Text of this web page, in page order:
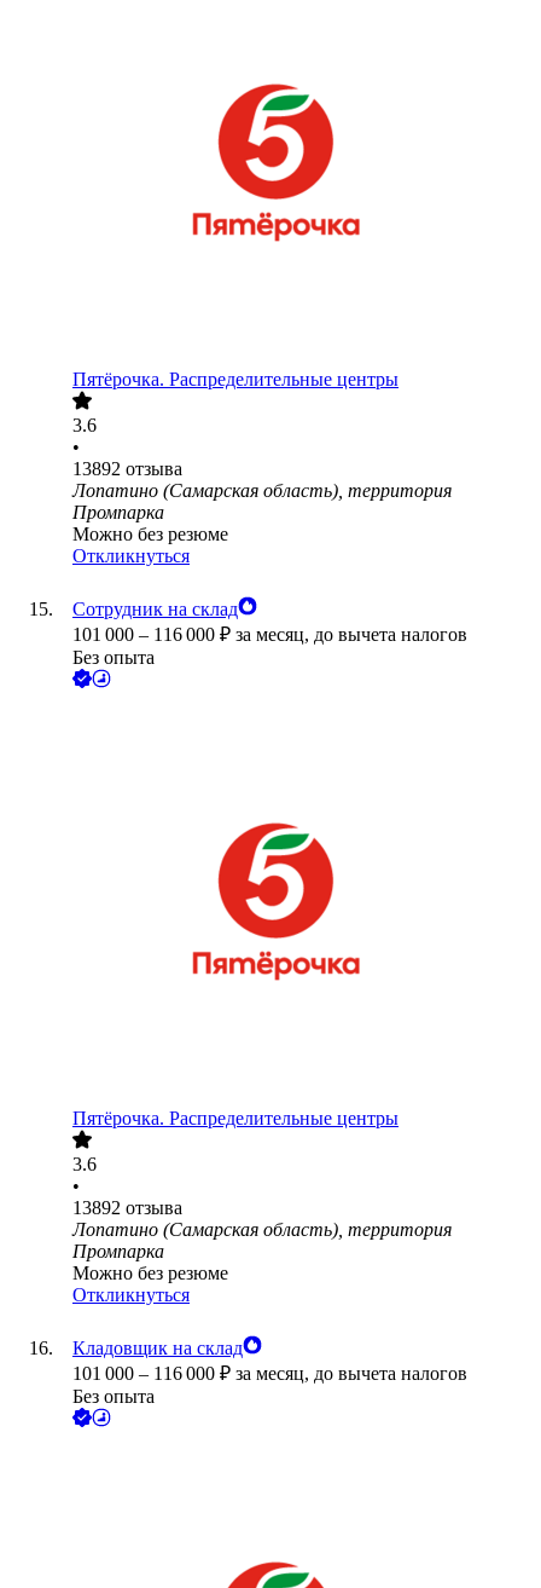
Пятёрочка. Распределительные центры
3.6
•
13892 отзыва
Лопатино (Самарская область), территория
Промпарка
Можно без резюме
Откликнуться
Сотрудник на склад
101 000 – 116 000 ₽ за месяц, до вычета налогов
Без опыта
Пятёрочка. Распределительные центры
3.6
•
13892 отзыва
Лопатино (Самарская область), территория
Промпарка
Можно без резюме
Откликнуться
Кладовщик на склад
101 000 – 116 000 ₽ за месяц, до вычета налогов
Без опыта